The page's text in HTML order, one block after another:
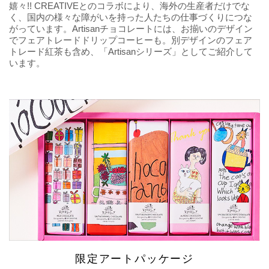
嬉々!! CREATIVEとのコラボにより、海外の生産者だけでな
く、国内の様々な障がいを持った人たちの仕事づくりにつな
がっています。Artisanチョコレートには、お揃いのデザイン
でフェアトレードドリップコーヒーも。別デザインのフェア
トレード紅茶も含め、「Artisanシリーズ」としてご紹介して
います。
限定アートパッケージ